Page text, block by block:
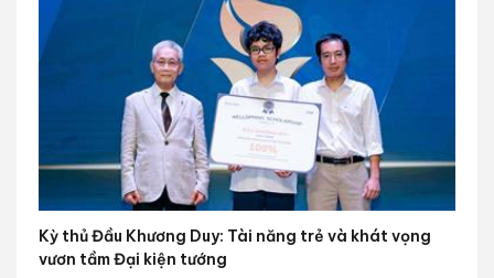
Kỳ thủ Đầu Khương Duy: Tài năng trẻ và khát vọng
vươn tầm Đại kiện tướng